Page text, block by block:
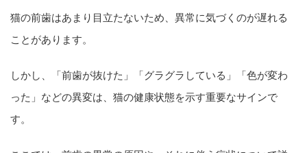
猫の前歯はあまり目立たないため、異常に気づくのが遅れる
ことがあります。
しかし、「前歯が抜けた」「グラグラしている」「色が変わ
った」などの異変は、猫の健康状態を示す重要なサインで
す。